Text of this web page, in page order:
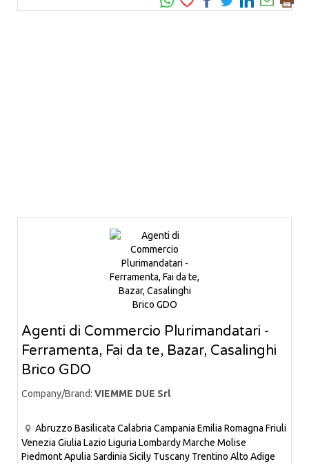
Agenti di Commercio Plurimandatari -
Ferramenta, Fai da te, Bazar, Casalinghi
Brico GDO
Company/Brand: VIEMME DUE Srl
Abruzzo Basilicata Calabria Campania Emilia Romagna Friuli
Venezia Giulia Lazio Liguria LombardyMarche Molise
PiedmontApulia Sardinia Sicily Tuscany Trentino Alto Adige